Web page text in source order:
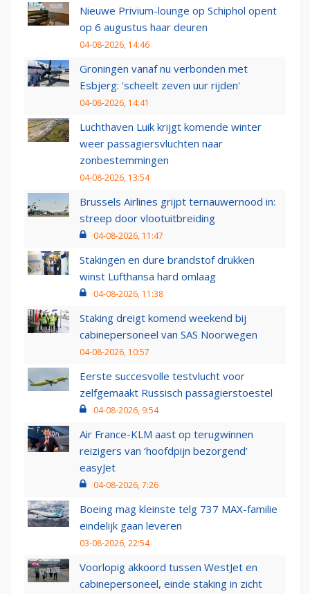
Nieuwe Privium-lounge op Schiphol opent
op 6 augustus haar deuren
04-08-2026, 14:46
Groningen vanaf nu verbonden met
Esbjerg: 'scheelt zeven uur rijden'
04-08-2026, 14:41
Luchthaven Luik krijgt komende winter
weer passagiersvluchten naar
zonbestemmingen
04-08-2026, 13:54
Brussels Airlines grijpt ternauwernood in:
streep door vlootuitbreiding
04-08-2026, 11:47
Stakingen en dure brandstof drukken
winst Lufthansa hard omlaag
04-08-2026, 11:38
Staking dreigt komend weekend bij
cabinepersoneel van SAS Noorwegen
04-08-2026, 10:57
Eerste succesvolle testvlucht voor
zelfgemaakt Russisch passagierstoestel
04-08-2026, 9:54
Air France-KLM aast op terugwinnen
reizigers van ‘hoofdpijn bezorgend’
easyJet
04-08-2026, 7:26
Boeing mag kleinste telg 737 MAX-familie
eindelijk gaan leveren
03-08-2026, 22:54
Voorlopig akkoord tussen WestJet en
cabinepersoneel, einde staking in zicht